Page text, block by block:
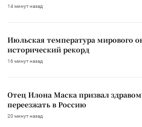
14 минут назад
Июльская температура мирового
исторический рекорд
16 минут назад
Отец Илона Маска призвал
переезжать в Россию
20 минут назад